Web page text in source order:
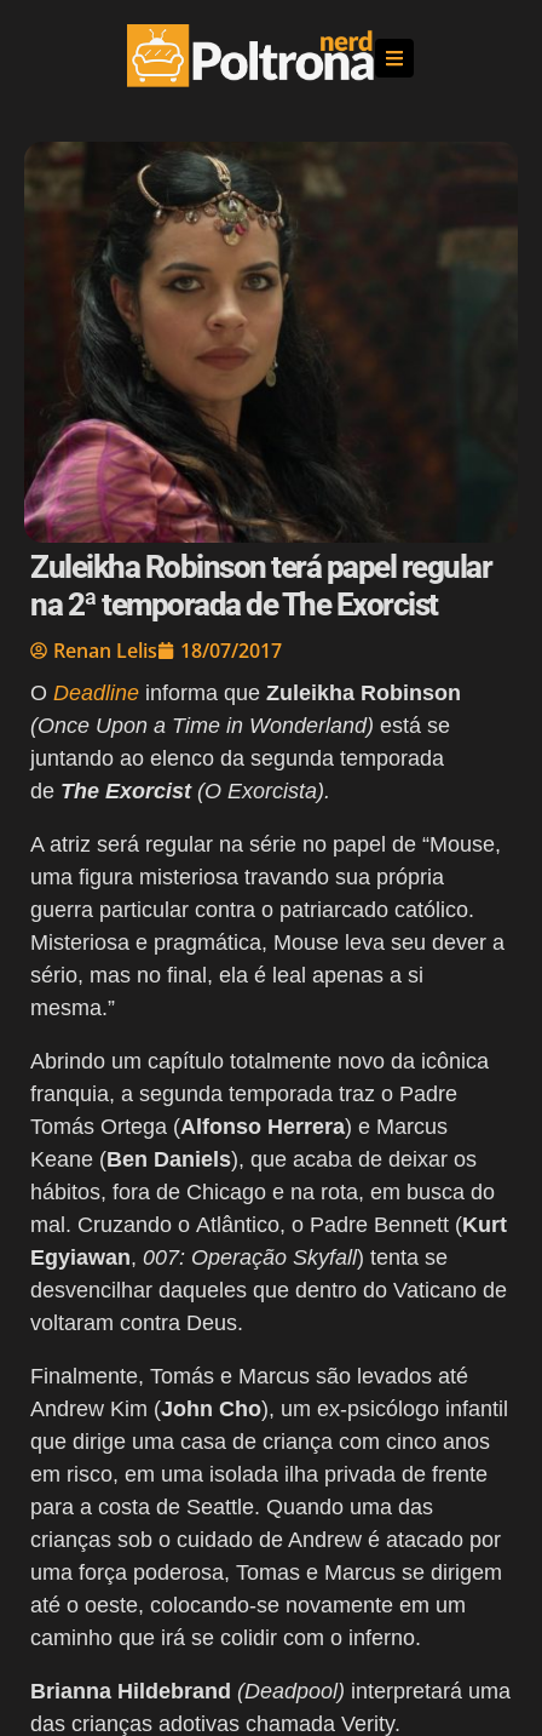
Zuleikha Robinson terá papel regular
na 2ª temporada de The Exorcist
Renan Lelis 18/07/2017
O Deadline informa que Zuleikha Robinson
(Once Upon a Time in Wonderland) está se
juntando ao elenco da segunda temporada
de The Exorcist(O Exorcista).
A atriz será regular na série no papel de “Mouse,
uma figura misteriosa travando sua própria
guerra particular contra o patriarcado católico.
Misteriosa e pragmática, Mouse leva seu dever a
sério, mas no final, ela é leal apenas a si
mesma.”
Abrindo um capítulo totalmente novo da icônica
franquia, a segunda temporada traz o Padre
Tomás Ortega (Alfonso Herrera) e Marcus
Keane (Ben Daniels), que acaba de deixar os
hábitos, fora de Chicago e na rota, em busca do
mal. Cruzando o Atlântico, o Padre Bennett (Kurt
Egyiawan, 007: Operação Skyfall) tenta se
desvencilhar daqueles que dentro do Vaticano de
voltaram contra Deus.
Finalmente, Tomás e Marcus são levados até
Andrew Kim (John Cho), um ex-psicólogo infantil
que dirige uma casa de criança com cinco anos
em risco, em uma isolada ilha privada de frente
para a costa de Seattle. Quando uma das
crianças sob o cuidado de Andrew é atacado por
uma força poderosa, Tomas e Marcus se dirigem
até o oeste, colocando-se novamente em um
caminho que irá se colidir com o inferno.
Brianna Hildebrand (Deadpool) interpretará uma
das crianças adotivas chamada Verity.